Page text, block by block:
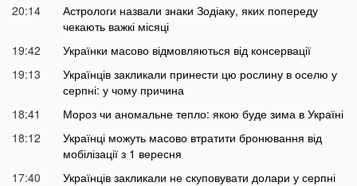
20:14
Астрологи назвали знаки Зодіаку, яких попереду
чекають важкі місяці
19:42
Українки масово відмовляються від консервації
19:13
Українців закликали принести цю рослину в оселю у
серпні: у чому причина
18:41
Мороз чи аномальне тепло: якою буде зима в Україні
18:12
Українці можуть масово втратити бронювання від
мобілізації з 1 вересня
17:40
Українців закликали не скуповувати долари у серпні